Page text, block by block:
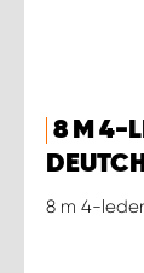
8 M 4-
8 m 4-